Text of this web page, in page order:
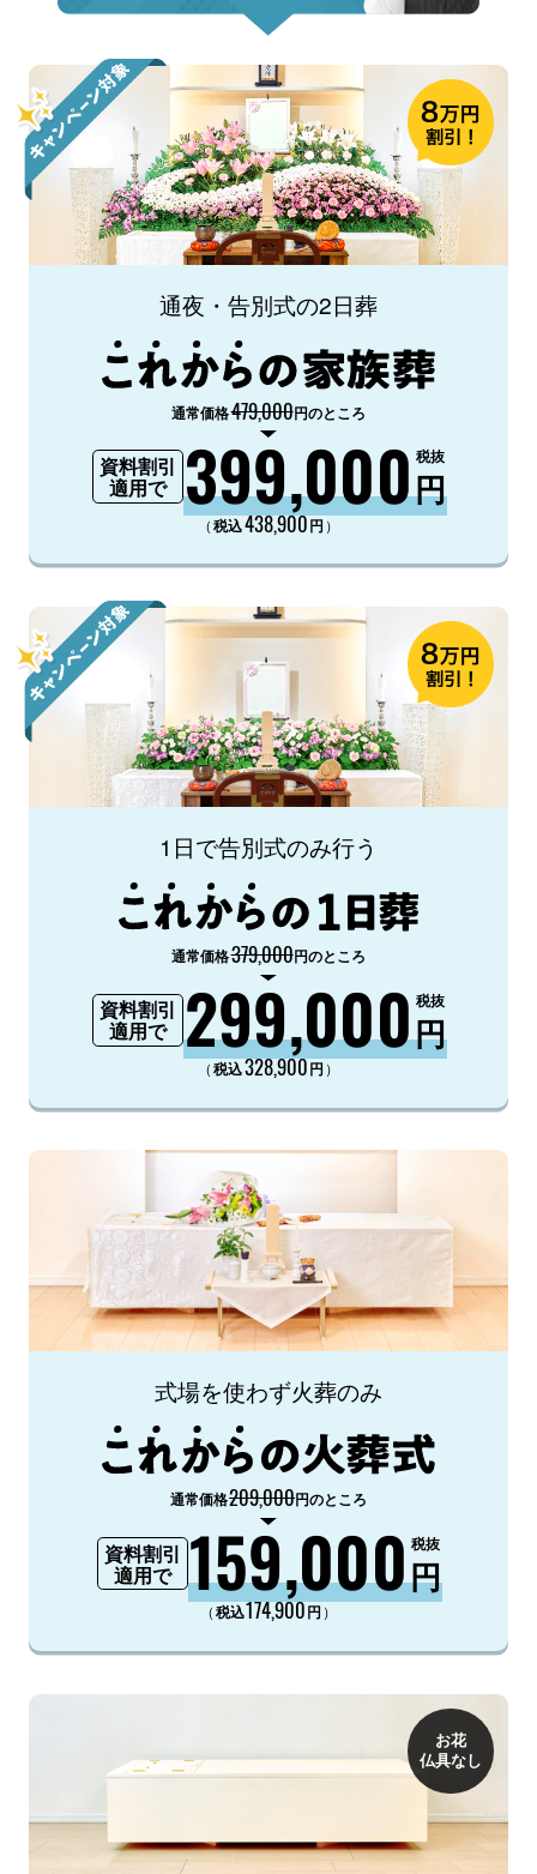
通夜・告別式の2日葬
通常価格479,000円のところ
資料割引
適用で
399,000円
税抜
（税込438,900円 ）
1日で告別式のみ行う
通常価格379,000円のところ
資料割引
適用で
299,000円
税抜
（税込328,900円 ）
式場を使わず火葬のみ
通常価格209,000円のところ
資料割引
適用で
159,000円
税抜
（税込174,900円 ）
お花
仏具なし